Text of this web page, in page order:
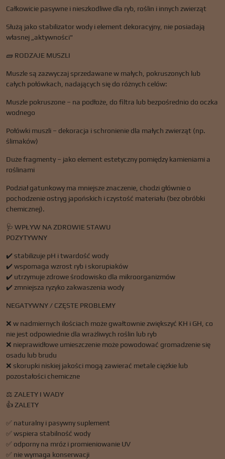
Całkowicie pasywne i nieszkodliwe dla ryb, roślin i innych zwierząt
Służą jako stabilizator wody i element dekoracyjny, nie posiadają
własnej „aktywności"
🧱 RODZAJE MUSZLI
Muszle są zazwyczaj sprzedawane w małych, pokruszonych lub
całych połówkach, nadających się do różnych celów:
Muszle pokruszone – na podłoże, do filtra lub bezpośrednio do oczka
wodnego
Połówki muszli – dekoracja i schronienie dla małych zwierząt (np.
ślimaków)
Duże fragmenty – jako element estetyczny pomiędzy kamieniami a
roślinami
Podział gatunkowy ma mniejsze znaczenie, chodzi głównie o
pochodzenie ostryg japońskich i czystość materiału (bez obróbki
chemicznej).
🩺 WPŁYW NA ZDROWIE STAWU
POZYTYWNY
✔️ stabilizuje pH i twardość wody
✔️ wspomaga wzrost ryb i skorupiaków
✔️ utrzymuje zdrowe środowisko dla mikroorganizmów
✔️ zmniejsza ryzyko zakwaszenia wody
NEGATYWNY / CZĘSTE PROBLEMY
❌ w nadmiernych ilościach może gwałtownie zwiększyć KH i GH, co
nie jest odpowiednie dla wrażliwych roślin lub ryb
❌ nieprawidłowe umieszczenie może powodować gromadzenie się
osadu lub brudu
❌ skorupki niskiej jakości mogą zawierać metale ciężkie lub
pozostałości chemiczne
⚖️ ZALETY I WADY
👍 ZALETY
✅ naturalny i pasywny suplement
✅ wspiera stabilność wody
✅ odporny na mróz i promieniowanie UV
✅ nie wymaga konserwacji